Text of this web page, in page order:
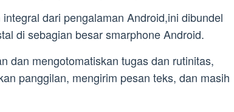
dari pengalaman Android,ini dibundel
di sebagian besar smarphone Android.
dan mengotomatiskan tugas dan rutinitas,
panggilan, mengirim pesan teks, dan masih